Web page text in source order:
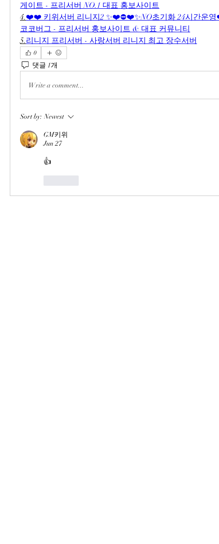
게이트 - 프리서버 NO.1 대표 홍보사이트
4.❤️❤️ 키위서버 리니지2 ✨❤️⛔❤️✨NO초기화 24시간운
코코버그 - 프리서버 홍보사이트 & 대표 커뮤니티
5.리니지 프리서버 - 사랑서버 리니지 최고 장수서버
0
댓글 1개
Write a comment...
Sort by: Newest
GM키위
Jun 27
👍